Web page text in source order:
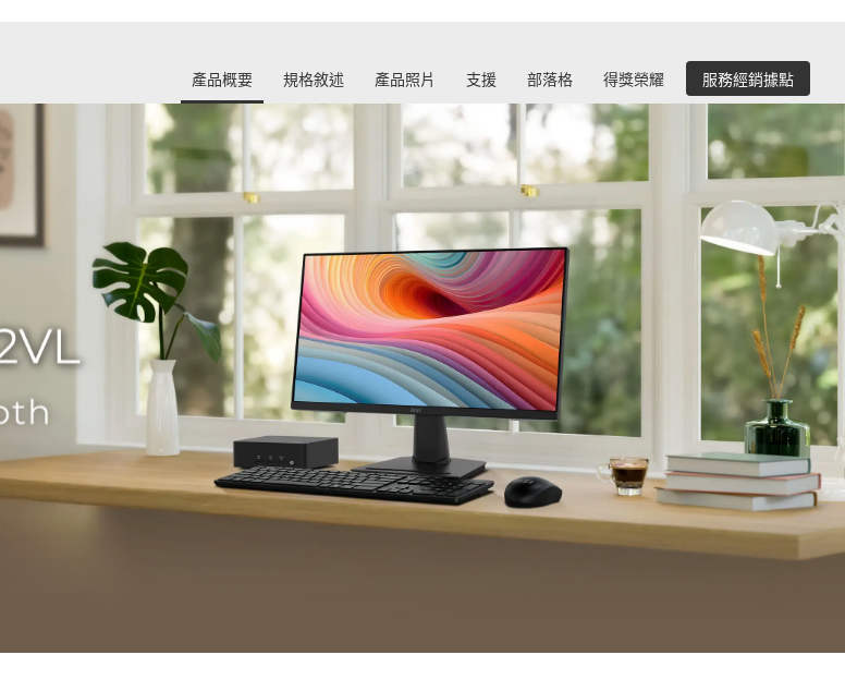
產品概要 規格敘述 產品照片 支援 部落格 得獎榮耀 服務經銷據點